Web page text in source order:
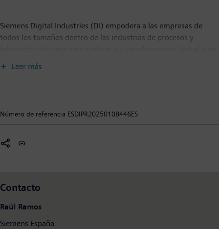
Siemens Digital Industries (DI) empodera a las empresas de
todos los tamaños dentro de las industrias de procesos y
sostenibilidad en toda la cadena de valor. La cartera de software
una empresa digital sostenible. Siemens Digital Industries
Leer más
Número de referencia ESDIPR20250108446ES
Contacto
Raúl Ramos
Siemens España